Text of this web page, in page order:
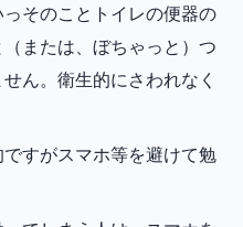
そのことトイレの便器の
または、ぼちゃっと）つ
ん。衛生的にさわれなく
すがスマホ等を避けて勉